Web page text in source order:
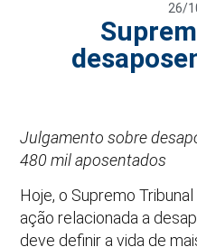
26/
Julgamento sobre
480 mil aposentados
Hoje, o Supremo
ação relacionada a
deve definir a vida de